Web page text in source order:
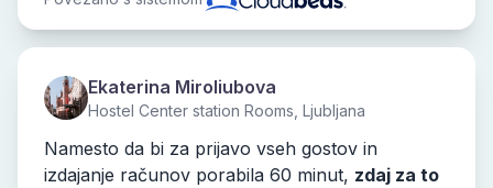
Ekaterina Miroliubova
Hostel Center station Rooms, Ljubljana
Namesto da bi za prijavo vseh gostov in
izdajanje računov porabila 60 minut, zdaj za to